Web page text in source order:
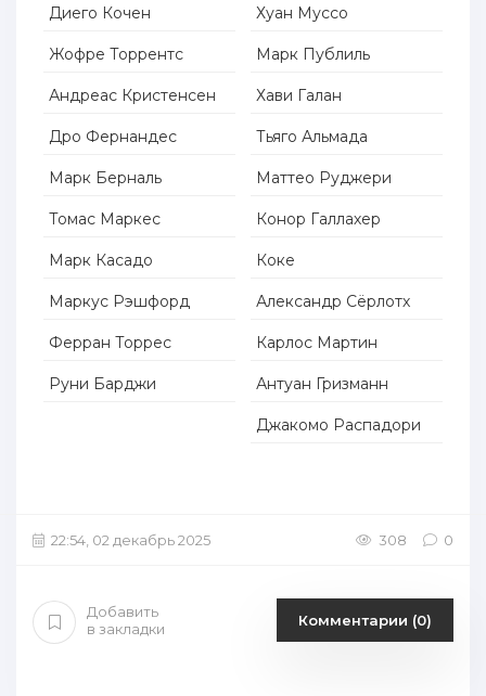
Диего Кочен
Жофре Торрентс
Андреас Кристенсен
Дро Фернандес
Марк Берналь
Томас Маркес
Марк Касадо
Маркус Рэшфорд
Ферран Торрес
Руни Барджи
Хуан Муссо
Марк Публиль
Хави Галан
Тьяго Альмада
Маттео Руджери
Конор Галлахер
Коке
Александр Сёрлотх
Карлос Мартин
Антуан Гризманн
Джакомо Распадори
22:54, 02 декабрь 2025 308 0
Добавить
в закладки
Комментарии (0)